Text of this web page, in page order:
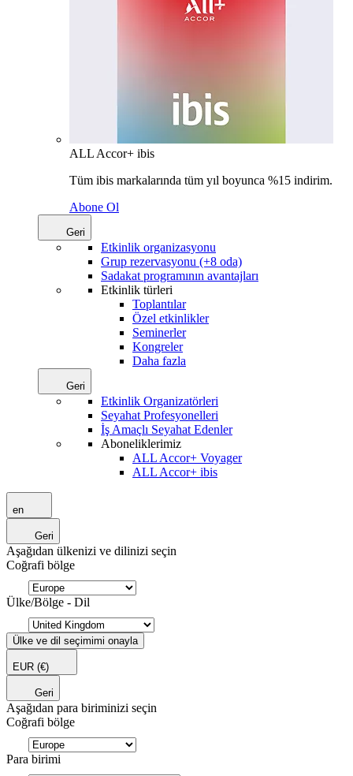
ALL Accor+ ibis
Tüm ibis markalarında tüm yıl boyunca %15 indirim.
Abone Ol
Geri
Etkinlik organizasyonu
Grup rezervasyonu (+8 oda)
Sadakat programının avantajları
Etkinlik türleri
Toplantılar
Özel etkinlikler
Seminerler
Kongreler
Daha fazla
Geri
Etkinlik Organizatörleri
Seyahat Profesyonelleri
İş Amaçlı Seyahat Edenler
Aboneliklerimiz
ALL Accor+ Voyager
ALL Accor+ ibis
en
Geri
Aşağıdan ülkenizi ve dilinizi seçin
Coğrafi bölge
Ülke/Bölge - Dil
Ülke ve dil seçimimi onayla
EUR (€)
Geri
Aşağıdan para biriminizi seçin
Coğrafi bölge
Para birimi